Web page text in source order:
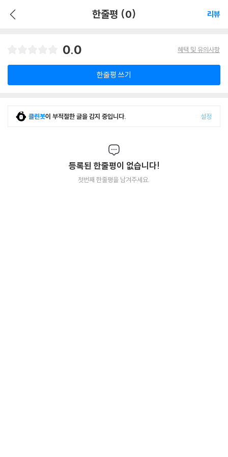
한줄평 (0) 리뷰
0.0 혜택 및 유의사항
한줄평 쓰기
클린봇이 부적절한 글을 감지 중입니다. 설정
등록된 한줄평이 없습니다!
첫번째 한줄평을 남겨주세요.